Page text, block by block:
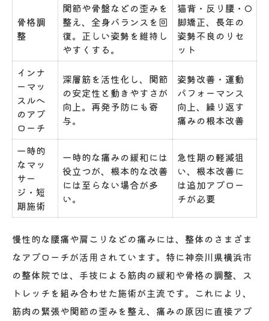
骨格調
整
関節や骨盤などの歪みを
整え、全身バランスを回
復。正しい姿勢を維持し
やすくする。
猫背・反り腰・O
脚矯正、長年の
姿勢不良のリセ
ット
インナ
ーマッ
スルへ
のアプ
ローチ
深層筋を活性化し、関節
の安定性と動きやすさが
向上。再発予防にも寄
与。
姿勢改善・運動
パフォーマンス
向上、繰り返す
痛みの根本改善
一時的
なマッ
サー
ジ・短
期施術
一時的な痛みの緩和には
役立つが、根本的な改善
には至らない場合が多
い。
急性期の軽減狙
い、根本改善に
は追加アプロー
チが必要
慢性的な腰痛や肩こりなどの痛みには、整体のさまざま
なアプローチが活用されています。特に神奈川県横浜市
の整体院では、手技による筋肉の緩和や骨格の調整、ス
トレッチを組み合わせた施術が主流です。これにより、
筋肉の緊張や関節の歪みを整え、痛みの原因に直接アプ